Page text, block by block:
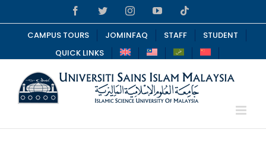
to
content
FacebookTwitterInstagramYouTube
CAMPUS TOURS JOMINFAQ STAFF
STUDENT
QUICK LINKS